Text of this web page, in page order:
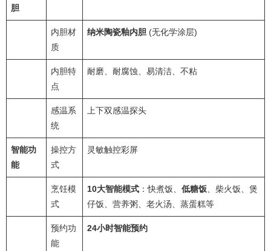
胆
内胆材
质
纳米陶瓷釉内胆 (无化学涂层)
内胆特
点
耐磨、耐腐蚀、易清洁、不粘
感温系
统
上下双感温探头
智能功
能
操控方
式
灵敏触控彩屏
烹饪模
式
10大智能模式 ：快煮饭、 低糖饭 、柴火饭、煲
仔饭、营养粥、老火汤、蒸蛋糕等
预约功
能
24小时智能预约